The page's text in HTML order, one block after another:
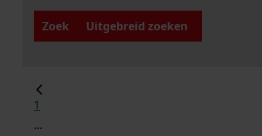
Zoek
Uitgebreid zoeken
1
...